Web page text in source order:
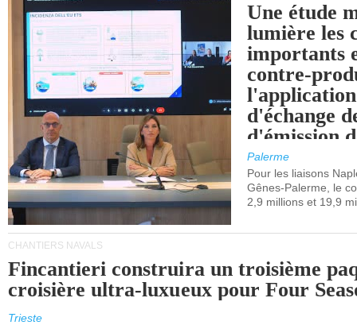
Une étude
lumière les
importants
contre-
d'échange
d'émission
(SEQE-UE)
maritimes
occidentale.
Palerme
Pour les liaisons
Gênes-Palerme, le
2,9 millions et 19,9
CHANTIERS NAVALS
Fincantieri construira un troisième
croisière ultra-luxueux pour Four
Trieste